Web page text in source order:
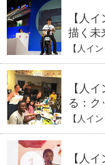
イボッ
【人
描く未
式会
（上）
【人イ
ーの軌跡
【人
る：ク
ひと
笑い
【人イ
【人